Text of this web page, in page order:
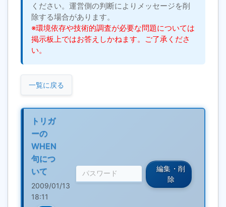
ください。運営側の判断によりメッセージを削
除する場合があります。
※環境依存や技術的調査が必要な問題については
掲示板上ではお答えしかねます。ご了承くださ
い。
一覧に戻る
トリガ
ーの
WHEN
句につ
いて
2009/01/13
18:11
編集・削
除